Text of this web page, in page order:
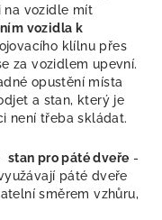
na vozidle mít
vozidla k
klílnu přes
za vozidlem upevní.
opustění místa
a stan, který je
není třeba skládat.
stan pro páté dveře -
páté dveře
směrem vzhůru,